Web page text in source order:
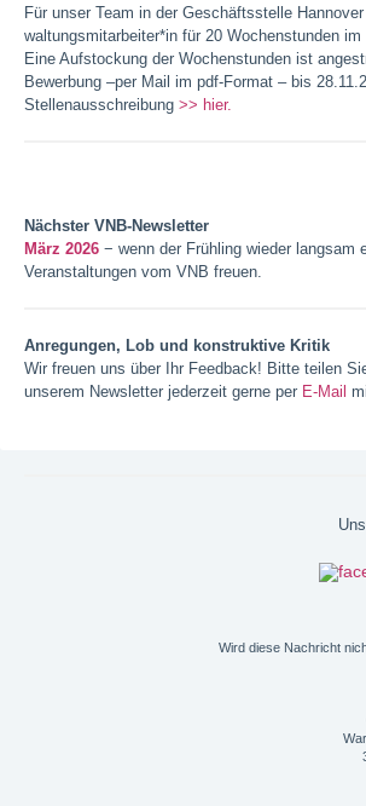
Für unser Team in der Geschäftsstelle
waltungsmitarbeiter*in für 20 Wochenstunden
Eine Aufstockung der Wochenstunden ist
Bewerbung –per Mail im pdf-Format – bis
Stellenausschreibung >> hier.
Nächster VNB-Newsletter
März 2026 − wenn der Frühling wieder
Veranstaltungen vom VNB freuen.
Anregungen, Lob und konstruktive Kritik
Wir freuen uns über Ihr Feedback! Bitte teilen
unserem Newsletter jederzeit gerne per E-Mail
Wird diese Nachricht